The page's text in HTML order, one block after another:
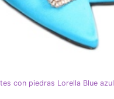
con piedras Lorella Blue azul